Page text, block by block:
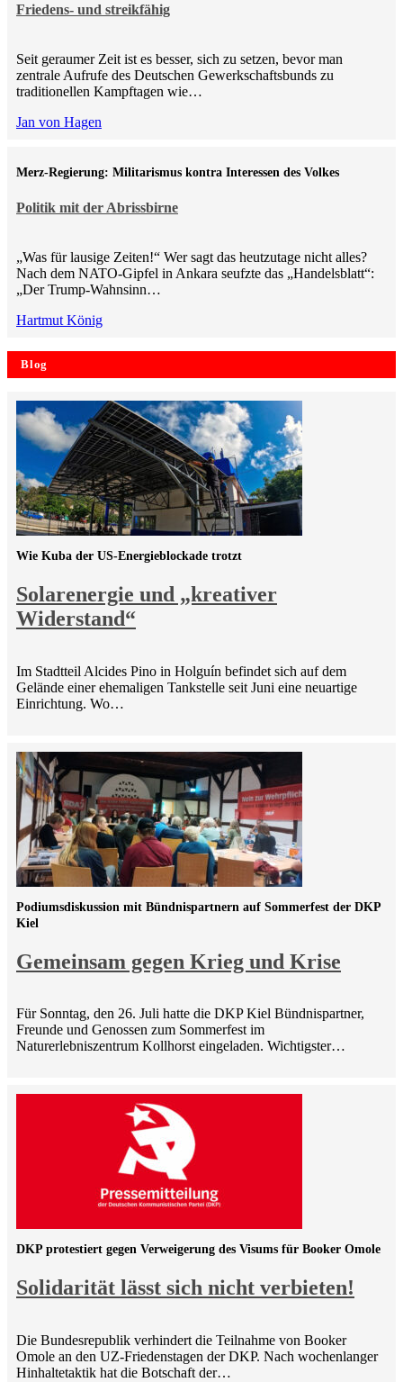
Friedens- und streikfähig
Seit geraumer Zeit ist es besser, sich zu setzen, bevor man
zentrale Aufrufe des Deutschen Gewerkschaftsbunds zu
traditionellen Kampftagen wie…
Jan von Hagen
Politik mit der Abrissbirne
Merz-Regierung: Militarismus kontra Inte­ressen des Volkes
„Was für lausige Zeiten!“ Wer sagt das heutzutage nicht alles?
Nach dem NATO-Gipfel in Ankara seufzte das „Handelsblatt“:
„Der Trump-Wahnsinn…
Hartmut König
Blog
Solarenergie und „kreativer
Widerstand“
Wie Kuba der US-Energieblockade trotzt
Im Stadtteil Alcides Pino in Holguín befindet sich auf dem
Gelände einer ehemaligen Tankstelle seit Juni eine neuartige
Einrichtung. Wo…
Gemeinsam gegen Krieg und Krise
Podiumsdiskussion mit Bündnispartnern auf Sommerfest der DKP
Kiel
Für Sonntag, den 26. Juli hatte die DKP Kiel Bündnispartner,
Freunde und Genossen zum Sommerfest im
Naturerlebniszentrum Kollhorst eingeladen. Wichtigster…
Solidarität lässt sich nicht verbieten!
DKP protestiert gegen Verweigerung des Visums für Booker Omole
Die Bundesrepublik verhindert die Teilnahme von Booker
Omole an den UZ-Friedenstagen der DKP. Nach wochenlanger
Hinhaltetaktik hat die Botschaft der…